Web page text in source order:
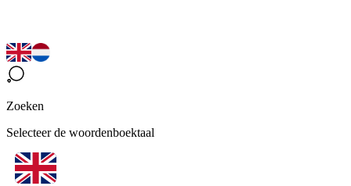
Zoeken
Selecteer de woordenboektaal